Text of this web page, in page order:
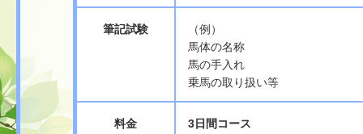
筆記試験
（例）
馬体の名称
馬の手入れ
乗馬の取り扱い等
料金
3日間コース